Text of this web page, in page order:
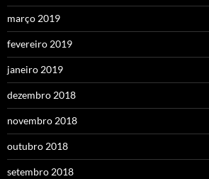
março 2019
fevereiro 2019
janeiro 2019
dezembro 2018
novembro 2018
outubro 2018
setembro 2018